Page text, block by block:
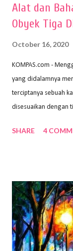
Alat dan
Obyek Tiga
October 16, 2020
KOMPAS.com -
yang didalamnya
terciptanya sebuah
disesuaikan dengan
sehingga hasilnya
memiliki spesifikasi
menggambar
membutuhkan
nyaman dan
adalah tidak mudah
SHARE 4